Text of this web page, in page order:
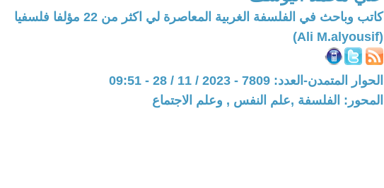
كاتب وباحث في الفلسفة الغربية المعاصرة لي اكثر من 22 مؤلفا فلسفيا
(Ali M.alyousif)
الحوار المتمدن-العدد: 7809 - 2023 / 11 / 28 - 09:51
المحور: الفلسفة ,علم النفس , وعلم الاجتماع